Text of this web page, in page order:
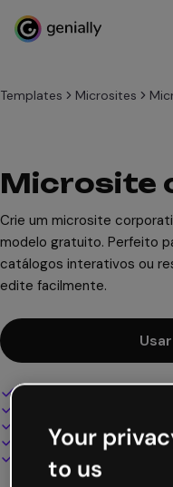
Templates Microsites
Microsite
Crie um microsite
modelo gratuito. Perfeito
catálogos interativos ou
edite facilmente.
Design interativo e
Adicione áudio, vídeo e
Apresente, compartilhe
Baixe em PDF, MP4 e
Your
to us